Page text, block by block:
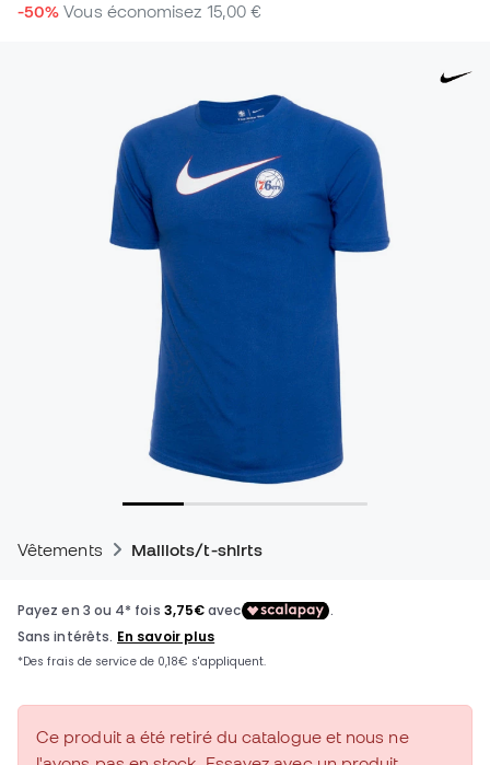
-50% Vous économisez 15,00 €
Vêtements Maillots/t-shirts
Ce produit a été retiré du catalogue et nous ne